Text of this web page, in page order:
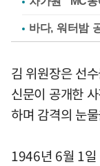
바다, 워터밤
김 위원장은 선
신문이 공개한
하며 감격의 눈
1946년 6월 1일